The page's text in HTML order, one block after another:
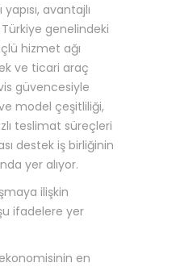
avantajlı
genelindeki
hizmet ağı
ve ticari araç
güvencesiyle
model çeşitliliği,
teslimat süreçleri
destek iş birliğinin
yer alıyor.
ilişkin
ifadelere yer
en